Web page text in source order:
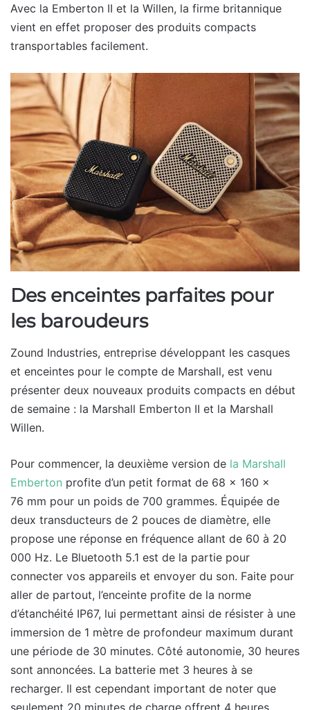
Avec la Emberton II et la Willen, la firme britannique
vient en effet proposer des produits compacts
transportables facilement.
Des enceintes parfaites pour
les baroudeurs
Zound Industries, entreprise développant les casques
et enceintes pour le compte de Marshall, est venu
présenter deux nouveaux produits compacts en début
de semaine : la Marshall Emberton II et la Marshall
Willen.
Pour commencer, la deuxième version de la Marshall
Emberton profite d’un petit format de 68 x 160 x
76 mm pour un poids de 700 grammes. Équipée de
deux transducteurs de 2 pouces de diamètre, elle
propose une réponse en fréquence allant de 60 à 20
000 Hz. Le Bluetooth 5.1 est de la partie pour
connecter vos appareils et envoyer du son. Faite pour
aller de partout, l’enceinte profite de la norme
d’étanchéité IP67, lui permettant ainsi de résister à une
immersion de 1 mètre de profondeur maximum durant
une période de 30 minutes. Côté autonomie, 30 heures
sont annoncées. La batterie met 3 heures à se
recharger. Il est cependant important de noter que
seulement 20 minutes de charge offrent 4 heures